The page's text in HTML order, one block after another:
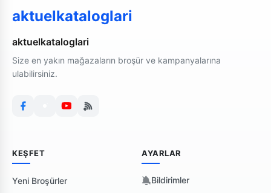
aktuelkataloglari
aktuelkataloglari
Size en yakın mağazaların broşür ve kampanyalarına
ulabilirsiniz.
KEŞFET
Yeni Broşürler
AYARLAR
Bildirimler